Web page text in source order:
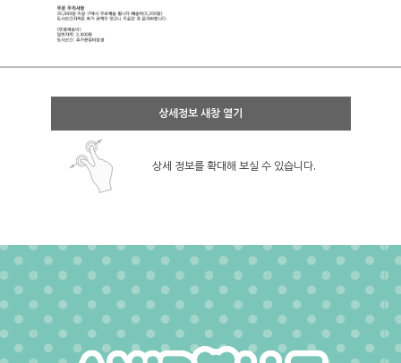
상세정보 새창 열기
상세 정보를 확대해 보실 수 있습니다.